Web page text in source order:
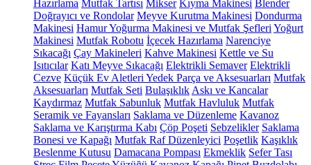
Hazırlama Mutfak Tartısı Mikser Kıyma Makinesi Blender
Doğrayıcı ve Rondolar Meyve Kurutma Makinesi Dondurma
Makinesi Hamur Yoğurma Makinesi ve Mutfak Şefleri Yoğurt
Makinesi Mutfak Robotu İçecek Hazırlama Narenciye
Sıkacağı Çay Makineleri Kahve Makinesi Kettle ve Su
Isıtıcılar Katı Meyve Sıkacağı Elektrikli Semaver Elektrikli
Cezve Küçük Ev Aletleri Yedek Parça ve Aksesuarları Mutfak
Aksesuarları Mutfak Seti Bulaşıklık Askı ve Kancalar
Kaydırmaz Mutfak Sabunluk Mutfak Havluluk Mutfak
Seramik ve Fayansları Saklama ve Düzenleme Kavanoz
Saklama ve Karıştırma Kabı Çöp Poşeti Sebzelikler Saklama
Bonesi ve Kapağı Mutfak Raf Düzenleyici Poşetlik Kaşıklık
Beslenme Kutusu Damacana Pompası Ekmeklik Sefer Tası